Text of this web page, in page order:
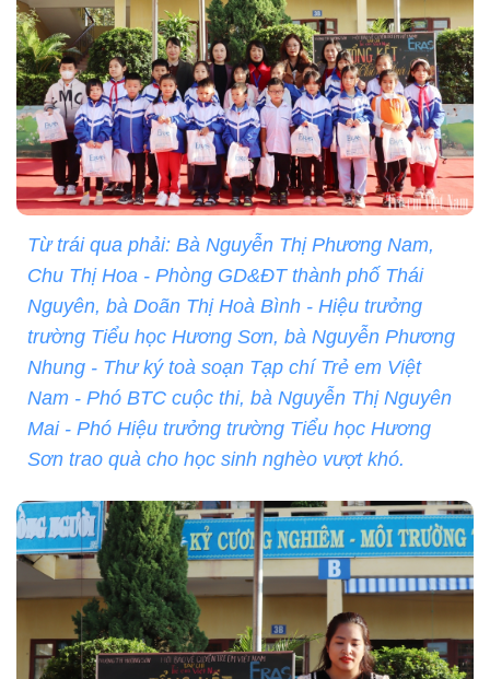
Từ trái qua phải: Bà Nguyễn Thị Phương Nam,
Chu Thị Hoa - Phòng GD&ĐT thành phố Thái
Nguyên, bà Doãn Thị Hoà Bình - Hiệu trưởng
trường Tiểu học Hương Sơn, bà Nguyễn Phương
Nhung - Thư ký toà soạn Tạp chí Trẻ em Việt
Nam - Phó BTC cuộc thi, bà Nguyễn Thị Nguyên
Mai - Phó Hiệu trưởng trường Tiểu học Hương
Sơn trao quà cho học sinh nghèo vượt khó.